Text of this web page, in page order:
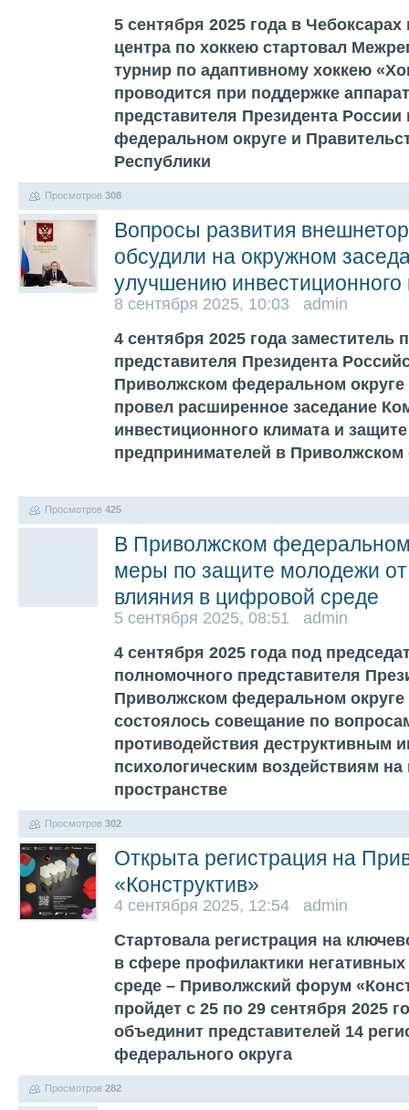
5 сентября 2025 года в
центра по хоккею стартовал
турнир по адаптивному хоккею
проводится при поддержке
представителя Президента
федеральном округе и
Республики
Просмотров 308
Вопросы развития
обсудили на окружном
улучшению инвестиционного
8 сентября 2025, 10:03 admin
4 сентября 2025 года заместитель
представителя Президента
Приволжском федеральном округе
провел расширенное заседание
инвестиционного климата и
предпринимателей в
Просмотров 425
В Приволжском федеральном
меры по защите молодежи от
влияния в цифровой среде
5 сентября 2025, 08:51 admin
4 сентября 2025 года под
полномочного представителя
Приволжском федеральном
состоялось совещание по
противодействия деструктивным
психологическим воздействиям
пространстве
Просмотров 302
Открыта регистрация на
«Конструктив»
4 сентября 2025, 12:54 admin
Стартовала регистрация на
в сфере профилактики
среде – Приволжский форум
пройдет с 25 по 29 сентября 2025
объединит представителей 14
федерального округа
Просмотров 282